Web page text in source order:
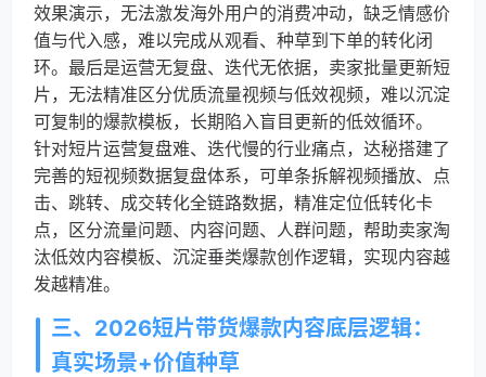
效果演示，无法激发海外用户的消费冲动，缺乏情感价
值与代入感，难以完成从观看、种草到下单的转化闭
环。最后是运营无复盘、迭代无依据，卖家批量更新短
片，无法精准区分优质流量视频与低效视频，难以沉淀
可复制的爆款模板，长期陷入盲目更新的低效循环。
针对短片运营复盘难、迭代慢的行业痛点，达秘搭建了
完善的短视频数据复盘体系，可单条拆解视频播放、点
击、跳转、成交转化全链路数据，精准定位低转化卡
点，区分流量问题、内容问题、人群问题，帮助卖家淘
汰低效内容模板、沉淀垂类爆款创作逻辑，实现内容越
发越精准。
三、2026短片带货爆款内容底层逻辑：
真实场景+价值种草